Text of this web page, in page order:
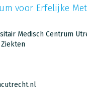
voor Erfelijke
Medisch Centrum